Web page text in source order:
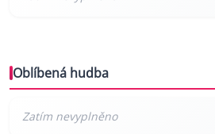
Oblíbená hudba